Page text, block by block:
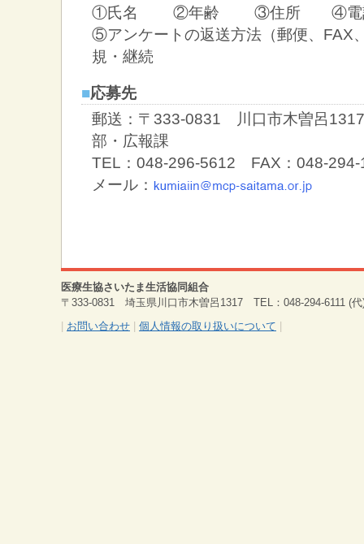
①氏名 ②年齢 ③住所 ④電
⑤アンケートの返送方法（郵便、
規・継続
■応募先
郵送：〒333-0831 川口市木曽呂
部・広報課
TEL：048-296-5612 FAX：048-294-
メール：
医療生協さいたま生活協同組合
〒333-0831 埼玉県川口市木曽呂1317 TEL：048-294-6111 (
| お問い合わせ | 個人情報の取り扱いについて |